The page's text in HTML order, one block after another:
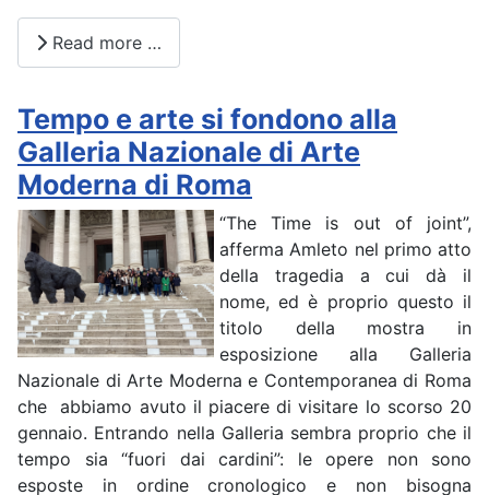
Read more …
Tempo e arte si fondono alla
Galleria Nazionale di Arte
Moderna di Roma
“The Time is out of joint”,
afferma Amleto nel primo atto
della tragedia a cui dà il
nome, ed è proprio questo il
titolo della mostra in
esposizione alla Galleria
Nazionale di Arte Moderna e Contemporanea di Roma
che abbiamo avuto il piacere di visitare lo scorso 20
gennaio. Entrando nella Galleria sembra proprio che il
tempo sia “fuori dai cardini”: le opere non sono
esposte in ordine cronologico e non bisogna